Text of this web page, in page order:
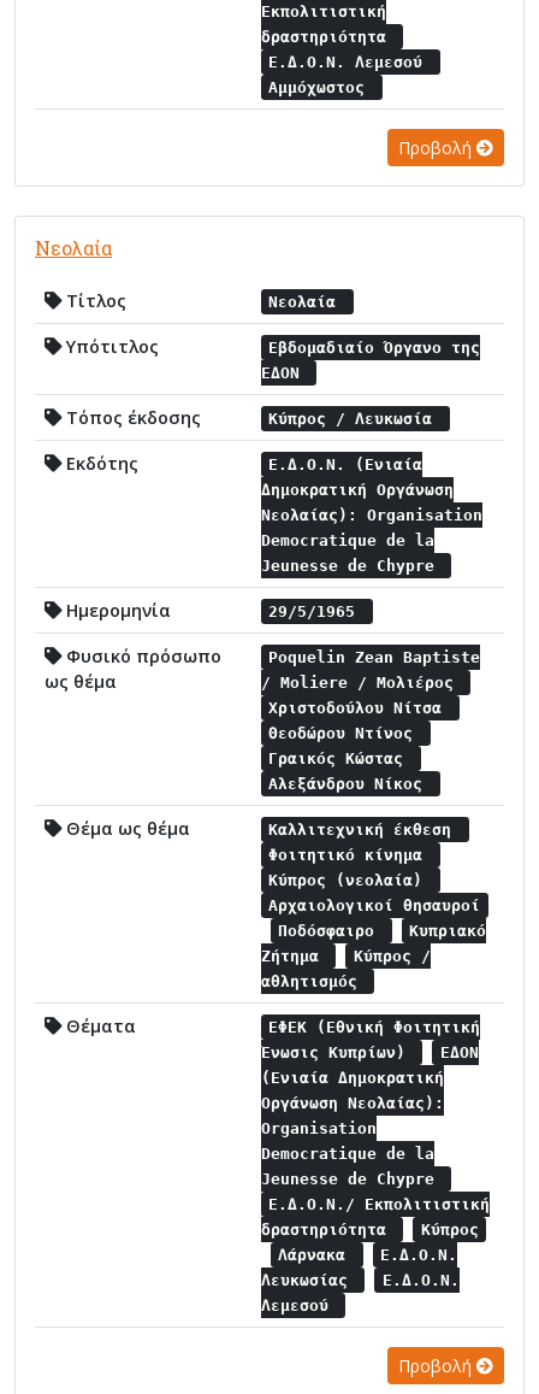
Εκπολιτιστική
δραστηριότητα
Ε.Δ.Ο.Ν. Λεμεσού
Αμμόχωστος
Προβολή
Νεολαία
Τίτλος Νεολαία
Υπότιτλος
Εβδομαδιαίο Όργανο της
ΕΔΟΝ
Τόπος έκδοσης Κύπρος / Λευκωσία
Εκδότης
Ε.Δ.Ο.Ν. (Ενιαία
Δημοκρατική Οργάνωση
Νεολαίας): Organisation
Democratique de la
Jeunesse de Chypre
Ημερομηνία 29/5/1965
Φυσικό πρόσωπο
ως θέμα
Poquelin Zean Baptiste
/ Moliere / Μολιέρος
Χριστοδούλου Νίτσα
Θεοδώρου Ντίνος
Γραικός Κώστας
Αλεξάνδρου Νίκος
Θέμα ως θέμα
Καλλιτεχνική έκθεση
Φοιτητικό κίνημα
Κύπρος (νεολαία)
Αρχαιολογικοί θησαυροί
Ποδόσφαιρο
Κυπριακό
Ζήτημα
Κύπρος /
αθλητισμός
Θέματα
ΕΦΕΚ (Εθνική Φοιτητική
Ένωσις Κυπρίων)
ΕΔΟΝ
(Ενιαία Δημοκρατική
Οργάνωση Νεολαίας):
Organisation
Democratique de la
Jeunesse de Chypre
Ε.Δ.Ο.Ν./ Εκπολιτιστική
δραστηριότητα
Κύπρος
Λάρνακα
Ε.Δ.Ο.Ν.
Λευκωσίας
Ε.Δ.Ο.Ν.
Λεμεσού
Προβολή